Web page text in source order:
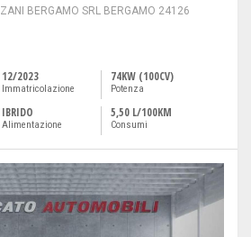
BERGAMO SRL BERGAMO 24126
12/2023
Immatricolazione
74KW (100CV)
Potenza
IBRIDO
Alimentazione
5,50 L/100KM
Consumi